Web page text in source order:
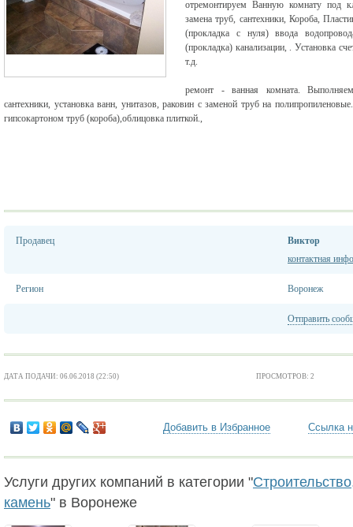
отремонтируем Ванную комнату под
замена труб, сантехники, Короба,
(прокладка с нуля) ввода
(прокладка) канализации, . Установка
т.д.
ремонт - ванная комната.
сантехники, установка ванн, унитазов, раковин с заменой труб на
гипсокартоном труб (короба),облицовка плиткой.,
Продавец
Виктор
контактная
Регион Воронеж
Отправить
ДАТА ПОДАЧИ: 06.06.2018 (22:50) ПРОСМОТРОВ: 2
Добавить в Избранное Ссылка
Услуги других компаний в категории "
камень" в Воронеже